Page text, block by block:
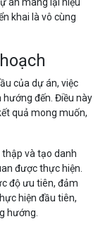
khai là vô cùng
của dự án, việc
đến. Điều này
quả mong muốn,
và tạo danh
được thực hiện.
độ ưu tiên, đảm
hiện đầu tiên,
hướng.